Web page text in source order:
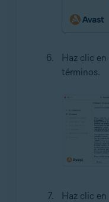
Haz clic en
términos.
Haz clic en